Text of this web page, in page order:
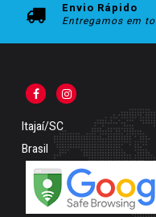
Envio Rápido
Entregamos em
Itajaí/SC
Brasil